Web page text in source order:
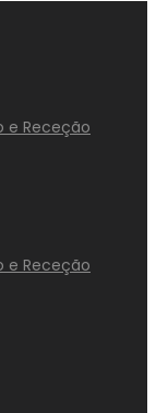
e Receção
e Receção